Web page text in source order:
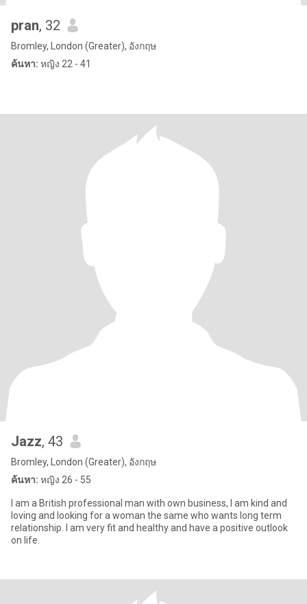
pran, 32
Bromley, London (Greater), อังกฤษ
ค้นหา: หญิง 22 - 41
Jazz, 43
Bromley, London (Greater), อังกฤษ
ค้นหา: หญิง 26 - 55
I am a British professional man with own business, I am kind and
loving and looking for a woman the same who wants long term
relationship. I am very fit and healthy and have a positive outlook
on life.